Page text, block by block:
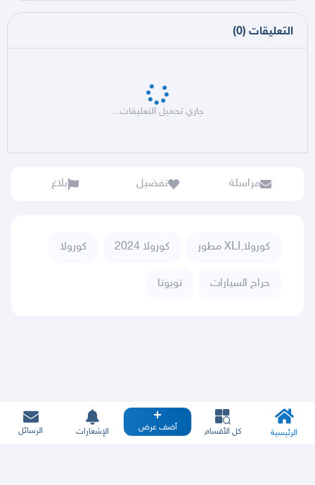
التعليقات (
0
)
جاري تحميل التعليقات...
مراسلة تفضيل بلاغ
كورولا,XLI مطور كورولا 2024 كورولا
حراج السيارات تويوتا
الرئيسية كل الأقسام أضف عرض الإشعارات الرسائل